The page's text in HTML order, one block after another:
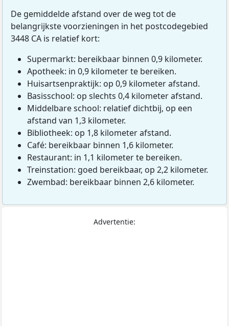
De gemiddelde afstand over de weg tot de
belangrijkste voorzieningen in het postcodegebied
3448 CA is relatief kort:
Supermarkt: bereikbaar binnen 0,9 kilometer.
Apotheek: in 0,9 kilometer te bereiken.
Huisartsenpraktijk: op 0,9 kilometer afstand.
Basisschool: op slechts 0,4 kilometer afstand.
Middelbare school: relatief dichtbij, op een
afstand van 1,3 kilometer.
Bibliotheek: op 1,8 kilometer afstand.
Café: bereikbaar binnen 1,6 kilometer.
Restaurant: in 1,1 kilometer te bereiken.
Treinstation: goed bereikbaar, op 2,2 kilometer.
Zwembad: bereikbaar binnen 2,6 kilometer.
Advertentie: